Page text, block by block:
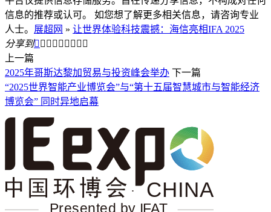
信息的推荐或认可。 如您想了解更多相关信息，请咨询专业
人士。 展超网 » 让世界体验科技震撼：海信亮相IFA 2025
分享到        
上一篇
2025年哥斯达黎加贸易与投资峰会举办 下一篇
“2025世界智能产业博览会”与“第十五届智慧城市与智能经济
博览会” 同时异地启幕